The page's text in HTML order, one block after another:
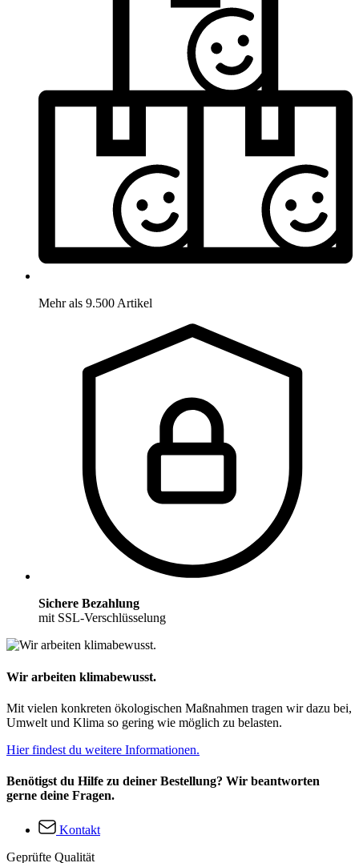
Mehr als 9.500 Artikel
Sichere Bezahlung
mit SSL-Verschlüsselung
Wir arbeiten klimabewusst.
Mit vielen konkreten ökologischen Maßnahmen tragen wir dazu bei,
Umwelt und Klima so gering wie möglich zu belasten.
Hier findest du weitere Informationen.
Benötigst du Hilfe zu deiner Bestellung? Wir beantworten
gerne deine Fragen.
Kontakt
Geprüfte Qualität